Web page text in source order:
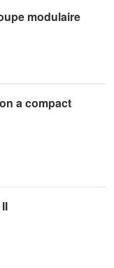
modulaire
a compact